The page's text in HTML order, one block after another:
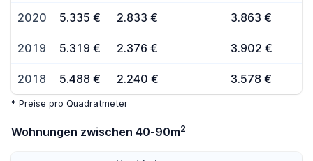
2020 5.335 € 2.833 € 3.863 €
2019 5.319 € 2.376 € 3.902 €
2018 5.488 € 2.240 € 3.578 €
* Preise pro Quadratmeter
Wohnungen zwischen 40-90m2